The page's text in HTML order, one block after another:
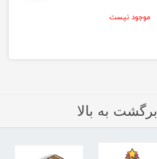
موجود نیست
برگشت به بالا